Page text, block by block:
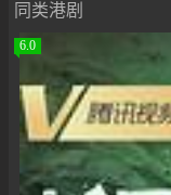
同类港剧
6.0